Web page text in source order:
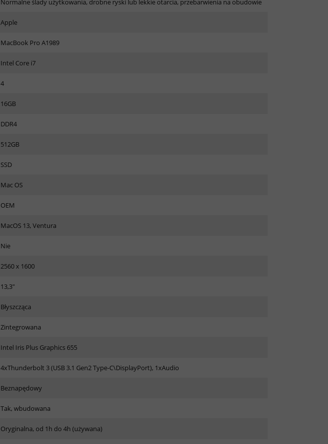
Apple
MacBook Pro A1989
Intel Core i7
4
16GB
DDR4
512GB
SSD
Mac OS
OEM
MacOS 13, Ventura
Nie
2560 x 1600
13,3"
Błyszcząca
Zintegrowana
Intel Iris Plus Graphics 655
4xThunderbolt 3 (USB 3.1 Gen2 Type-C\DisplayPort), 1xAudio
Beznapędowy
Tak, wbudowana
Oryginalna, od 1h do 4h (używana)